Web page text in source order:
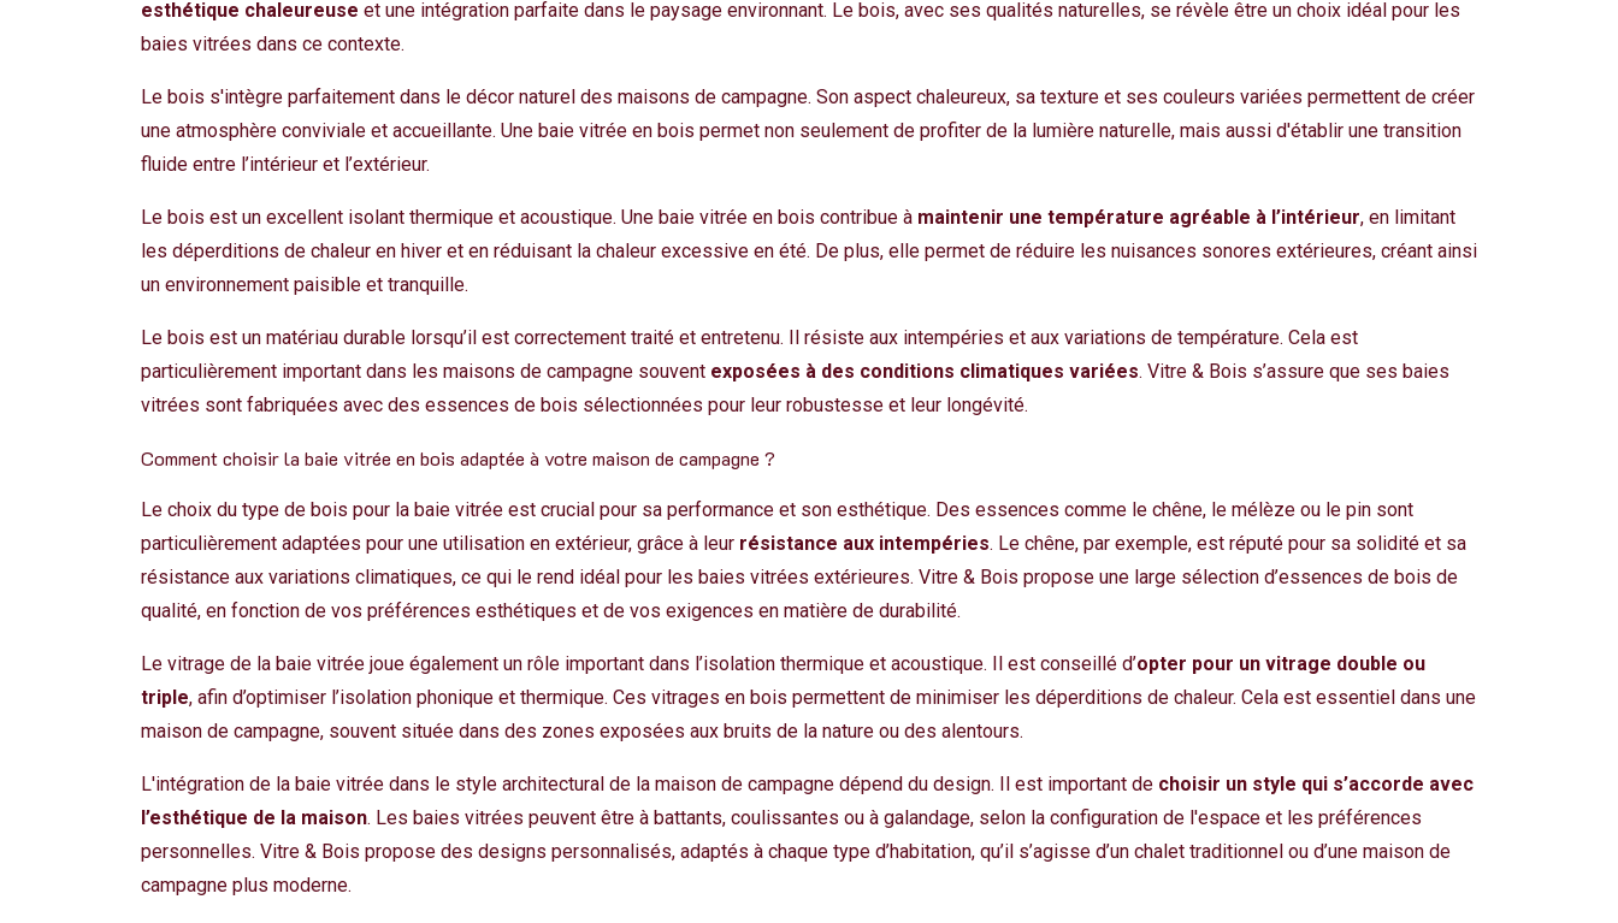
esthétique chaleureuse et une intégration parfaite dans le paysage environnant. Le bois, avec ses qualités naturelles, se révèle être un choix idéal pour les
baies vitrées dans ce contexte.
Le bois s'intègre parfaitement dans le décor naturel des maisons de campagne. Son aspect chaleureux, sa texture et ses couleurs variées permettent de créer
une atmosphère conviviale et accueillante. Une baie vitrée en bois permet non seulement de profiter de la lumière naturelle, mais aussi d'établir une transition
fluide entre l’intérieur et l’extérieur.
Le bois est un excellent isolant thermique et acoustique. Une baie vitrée en bois contribue à maintenir une température agréable à l’intérieur, en limitant
les déperditions de chaleur en hiver et en réduisant la chaleur excessive en été. De plus, elle permet de réduire les nuisances sonores extérieures, créant ainsi
un environnement paisible et tranquille.
Le bois est un matériau durable lorsqu’il est correctement traité et entretenu. Il résiste aux intempéries et aux variations de température. Cela est
particulièrement important dans les maisons de campagne souvent exposées à des conditions climatiques variées. Vitre & Bois s’assure que ses baies
vitrées sont fabriquées avec des essences de bois sélectionnées pour leur robustesse et leur longévité.
Comment choisir la baie vitrée en bois adaptée à votre maison de campagne ?
Le choix du type de bois pour la baie vitrée est crucial pour sa performance et son esthétique. Des essences comme le chêne, le mélèze ou le pin sont
particulièrement adaptées pour une utilisation en extérieur, grâce à leur résistance aux intempéries. Le chêne, par exemple, est réputé pour sa solidité et sa
résistance aux variations climatiques, ce qui le rend idéal pour les baies vitrées extérieures. Vitre & Bois propose une large sélection d’essences de bois de
qualité, en fonction de vos préférences esthétiques et de vos exigences en matière de durabilité.
Le vitrage de la baie vitrée joue également un rôle important dans l’isolation thermique et acoustique. Il est conseillé d’opter pour un vitrage double ou
triple, afin d’optimiser l’isolation phonique et thermique. Ces vitrages en bois permettent de minimiser les déperditions de chaleur. Cela est essentiel dans une
maison de campagne, souvent située dans des zones exposées aux bruits de la nature ou des alentours.
L'intégration de la baie vitrée dans le style architectural de la maison de campagne dépend du design. Il est important de choisir un style qui s’accorde avec
l’esthétique de la maison. Les baies vitrées peuvent être à battants, coulissantes ou à galandage, selon la configuration de l'espace et les préférences
personnelles. Vitre & Bois propose des designs personnalisés, adaptés à chaque type d’habitation, qu’il s’agisse d’un chalet traditionnel ou d’une maison de
campagne plus moderne.